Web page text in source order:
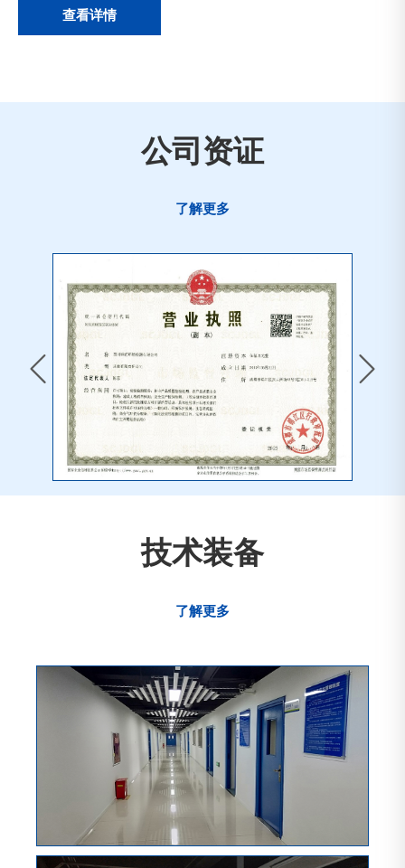
查看详情
公司资证
了解更多
 
技术装备
了解更多